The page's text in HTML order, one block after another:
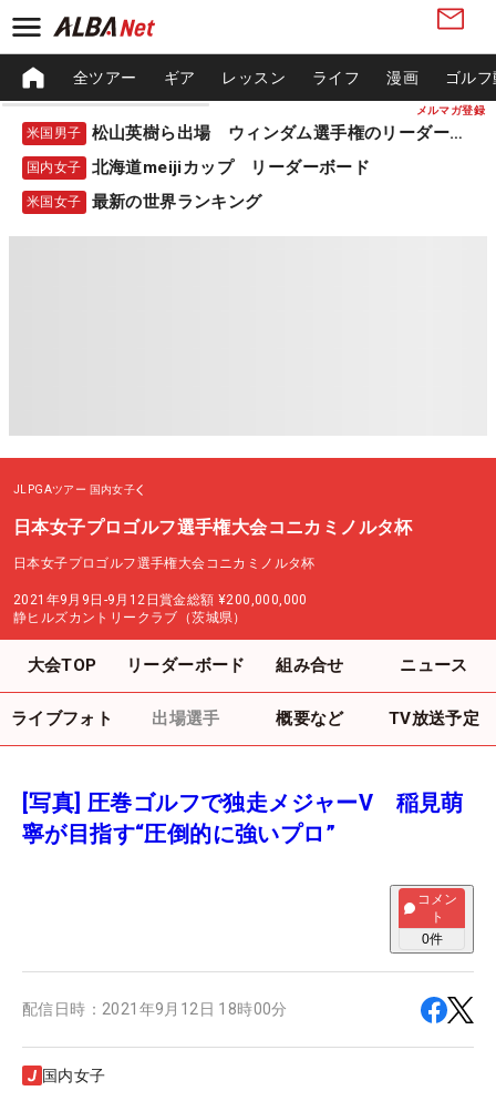
メルマガ登録
全ツアー ギア レッスン ライフ 漫画 ゴル
米国男子 松山英樹ら出場 ウィンダム選手権のリーダーボード
国内女子 北海道meijiカップ リーダーボード
米国女子 最新の世界ランキング
JLPGAツアー 国内女子
日本女子プロゴルフ選手権大会コニカミノルタ杯
日本女子プロゴルフ選手権大会コニカミノルタ杯
2021年9月9日-9月12日賞金総額 ¥200,000,000
静ヒルズカントリークラブ（茨城県）
大会TOP リーダーボード 組み合せ ニュース
ライブフォト 出場選手 概要など TV放送予定
[写真] 圧巻ゴルフで独走メジャーV 稲見萌
寧が目指す“圧倒的に強いプロ”
コメン
ト
0件
配信日時： 2021年9月12日 18時00分
国内女子